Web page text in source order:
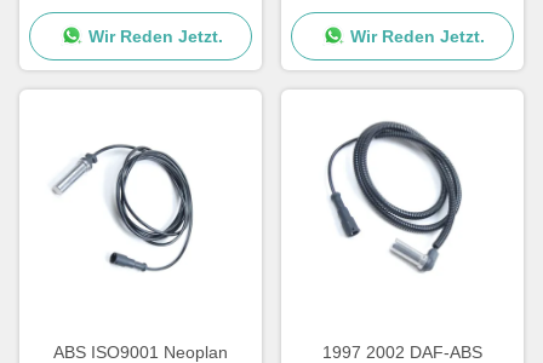
1506004 5021170124
Wir Reden Jetzt.
1987 1784588 5021170125
1506005
Wir Reden Jetzt.
ABS ISO9001 Neoplan
1997 2002 DAF-ABS